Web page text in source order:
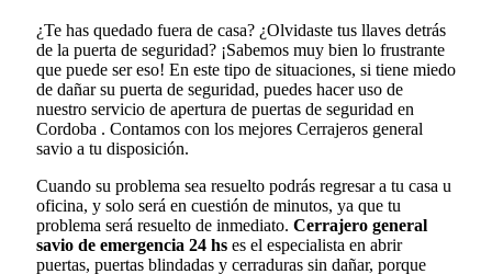
¿Te has quedado fuera de casa? ¿Olvidaste tus llaves detrás
de la puerta de seguridad? ¡Sabemos muy bien lo frustrante
que puede ser eso! En este tipo de situaciones, si tiene miedo
de dañar su puerta de seguridad, puedes hacer uso de
nuestro servicio de apertura de puertas de seguridad en
Cordoba . Contamos con los mejores Cerrajeros general
savio a tu disposición.
Cuando su problema sea resuelto podrás regresar a tu casa u
oficina, y solo será en cuestión de minutos, ya que tu
problema será resuelto de inmediato. Cerrajero general
savio de emergencia 24 hs es el especialista en abrir
puertas, puertas blindadas y cerraduras sin dañar, porque